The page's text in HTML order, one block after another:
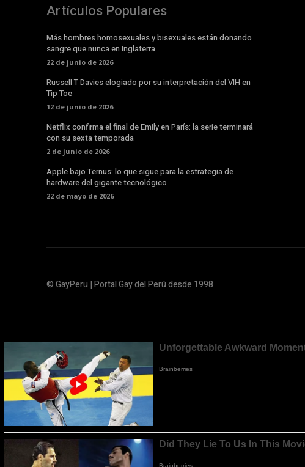
Artículos Populares
Más hombres homosexuales y bisexuales están donando
sangre que nunca en Inglaterra
22 de junio de 2026
Russell T Davies elogiado por su interpretación del VIH en
Tip Toe
12 de junio de 2026
Netflix confirma el final de Emily en París: la serie terminará
con su sexta temporada
2 de junio de 2026
Apple bajo Ternus: lo que sigue para la estrategia de
hardware del gigante tecnológico
22 de mayo de 2026
© GayPeru | Portal Gay del Perú desde 1998